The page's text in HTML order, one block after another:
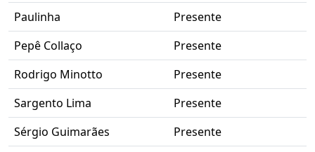
Paulinha
Presente
Pepê Collaço
Presente
Rodrigo Minotto
Presente
Sargento Lima
Presente
Sérgio Guimarães
Presente